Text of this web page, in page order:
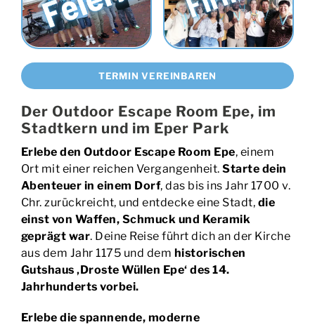
TERMIN VEREINBAREN
Der Outdoor Escape Room Epe, im
Stadtkern und im Eper Park
Erlebe den Outdoor Escape Room Epe, einem
Ort mit einer reichen Vergangenheit.Starte dein
Abenteuer in einem Dorf, das bis ins Jahr 1700 v.
Chr. zurückreicht, und entdecke eine Stadt, die
einst von Waffen, Schmuck und Keramik
geprägt war. Deine Reise führt dich an der Kirche
aus dem Jahr 1175 und dem historischen
Gutshaus ‚Droste Wüllen Epe‘ des 14.
Jahrhunderts vorbei.
Erlebe die spannende, moderne